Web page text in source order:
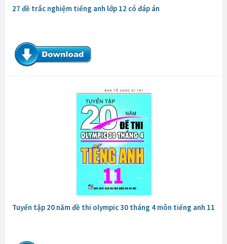
27 đề trắc nghiệm tiếng anh lớp 12 có đáp án
Tuyển tập 20 năm đề thi olympic 30 tháng 4 môn tiếng anh 11